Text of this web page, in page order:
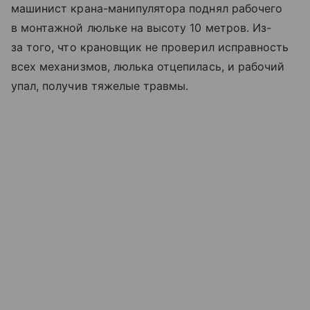
машинист крана-манипулятора поднял рабочего
в монтажной люльке на высоту 10 метров. Из-
за того, что крановщик не проверил исправность
всех механизмов, люлька отцепилась, и рабочий
упал, получив тяжелые травмы.